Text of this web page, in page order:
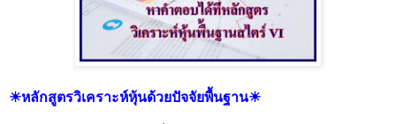
☀หลักสูตรวิเคราะห์หุ้นด้วยปัจจัยพื้นฐาน☀